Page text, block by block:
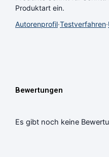
Produktart ein.
Autorenprofil·Testverfahren·
Bewertungen
Es gibt noch keine